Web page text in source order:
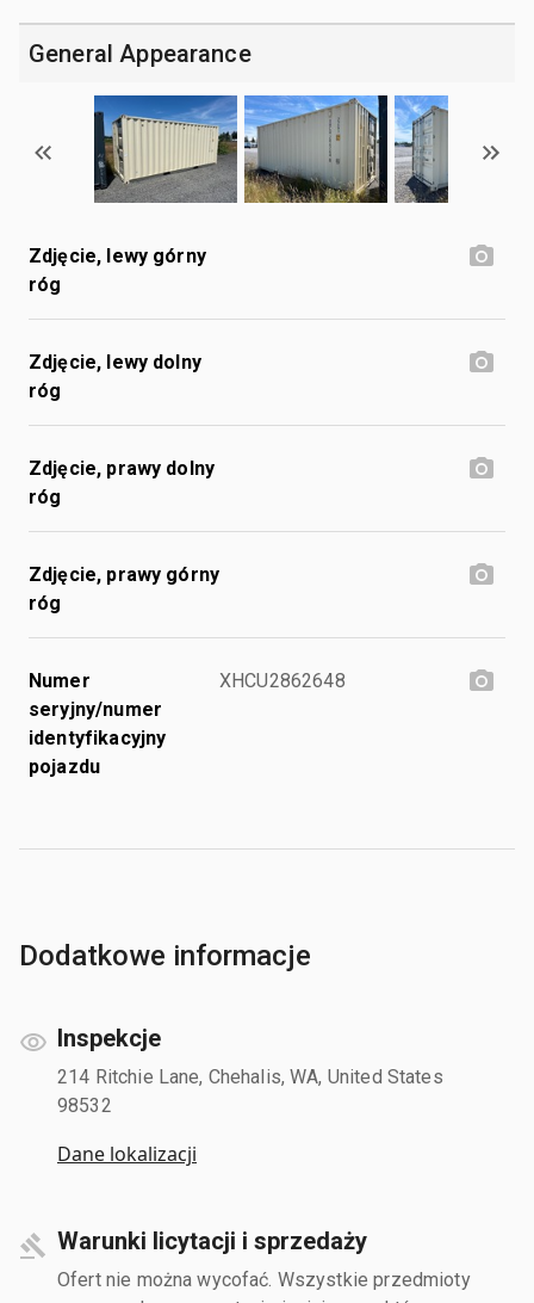
General Appearance
Zdjęcie, lewy górny
róg
Zdjęcie, lewy dolny
róg
Zdjęcie, prawy dolny
róg
Zdjęcie, prawy górny
róg
Numer
seryjny/numer
identyfikacyjny
pojazdu
XHCU2862648
Dodatkowe informacje
Inspekcje
214 Ritchie Lane, Chehalis, WA, United States
98532
Dane lokalizacji
Warunki licytacji i sprzedaży
Ofert nie można wycofać. Wszystkie przedmioty